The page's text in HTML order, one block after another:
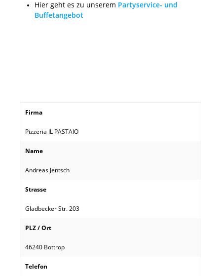
Hier geht es zu unserem Partyservice- und
Buffetangebot
Firma
Pizzeria IL PASTAIO
Name
Andreas Jentsch
Strasse
Gladbecker Str. 203
PLZ / Ort
46240 Bottrop
Telefon